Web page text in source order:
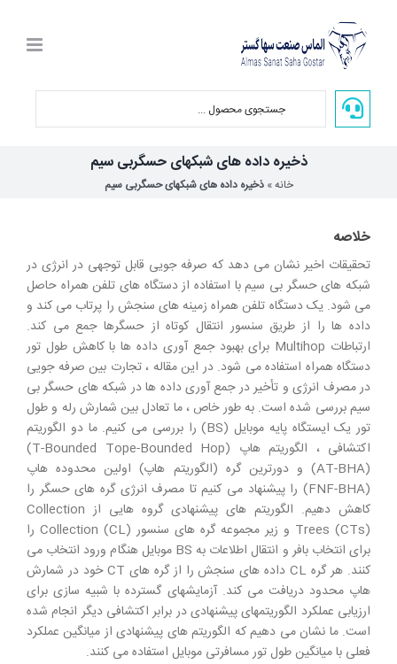
content
ذخیره داده های شبکهای حسگربی سیم
خانه»ذخیره داده های شبکهای حسگربی سیم
خلاصه
تحقیقات اخیر نشان می دهد که صرفه جویی قابل توجهی در انرژی در
شبکه های حسگر بی سیم با استفاده از دستگاه های تلفن همراه حاصل
می شود. یک دستگاه تلفن همراه زمینه های سنجش را پرتاب می کند و
داده ها را از طریق سنسور انتقال کوتاه از حسگرها جمع می کند.
ارتباطات Multihop برای بهبود جمع آوری داده ها با کاهش طول تور
دستگاه همراه استفاده می شود. در این مقاله ، تجارت بین صرفه جویی
در مصرف انرژی و تأخیر در جمع آوری داده ها در شبکه های حسگر بی
سیم بررسی شده است. به طور خاص ، ما تعادل بین شمارش رله و طول
تور یک ایستگاه پایه موبایل (BS) را بررسی می کنیم. ما دو الگوریتم
اکتشافی ، الگوریتم هاپ (T-Bounded Tope-Bounded Hop)
(AT-BHA) و دورترین گره (الگوریتم هاپ) اولین محدوده هاپ
(FNF-BHA) را پیشنهاد می کنیم تا مصرف انرژی گره های حسگر را
کاهش دهیم. الگوریتم های پیشنهادی گروه هایی از Collection
Trees (CTs) و زیر مجموعه گره های سنسور Collection (CL) را
برای انتخاب بافر و انتقال اطلاعات به BS موبایل هنگام ورود انتخاب می
کنند. هر گره CL داده های سنجش را از گره های CT خود در شمارش
هاپ محدود دریافت می کند. آزمایشهای گسترده با شبیه سازی برای
ارزیابی عملکرد الگوریتمهای پیشنهادی در برابر اکتشافی دیگر انجام شده
است. ما نشان می دهیم که الگوریتم های پیشنهادی از میانگین عملکرد
فعلی با میانگین طول تور مسافرتی موبایل استفاده می کنند.